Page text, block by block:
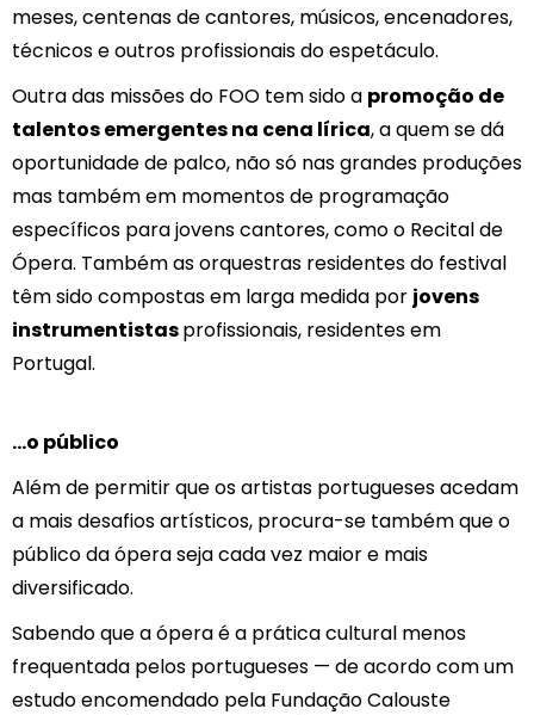
meses, centenas de cantores, músicos, encenadores,
técnicos e outros profissionais do espetáculo.
Outra das missões do FOO tem sido a promoção de
talentos emergentes na cena lírica, a quem se dá
oportunidade de palco, não só nas grandes produções
mas também em momentos de programação
específicos para jovens cantores, como o Recital de
Ópera. Também as orquestras residentes do festival
têm sido compostas em larga medida por jovens
instrumentistasprofissionais, residentes em
Portugal.
…o público
Além de permitir que os artistas portugueses acedam
a mais desafios artísticos, procura-se também que o
público da ópera seja cada vez maior e mais
diversificado.
Sabendo que a ópera é a prática cultural menos
frequentada pelos portugueses — de acordo com um
estudo encomendado pela Fundação Calouste